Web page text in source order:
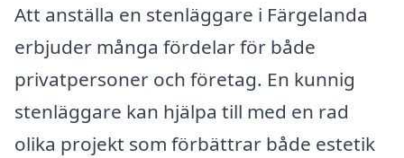
Att anställa en stenläggare i Färgelanda
erbjuder många fördelar för både
privatpersoner och företag. En kunnig
stenläggare kan hjälpa till med en rad
olika projekt som förbättrar både estetik